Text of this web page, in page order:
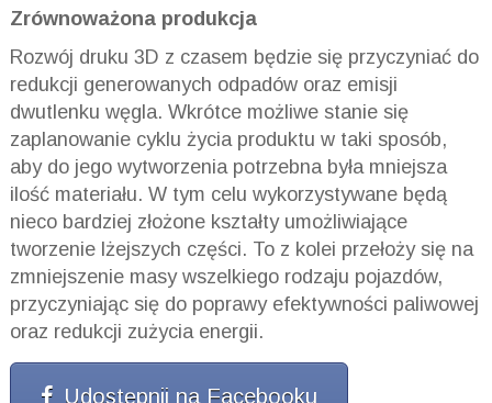
Zrównoważona produkcja
Rozwój druku 3D z czasem będzie się przyczyniać do
redukcji generowanych odpadów oraz emisji
dwutlenku węgla. Wkrótce możliwe stanie się
zaplanowanie cyklu życia produktu w taki sposób,
aby do jego wytworzenia potrzebna była mniejsza
ilość materiału. W tym celu wykorzystywane będą
nieco bardziej złożone kształty umożliwiające
tworzenie lżejszych części. To z kolei przełoży się na
zmniejszenie masy wszelkiego rodzaju pojazdów,
przyczyniając się do poprawy efektywności paliwowej
oraz redukcji zużycia energii.
Udostępnij na Facebooku